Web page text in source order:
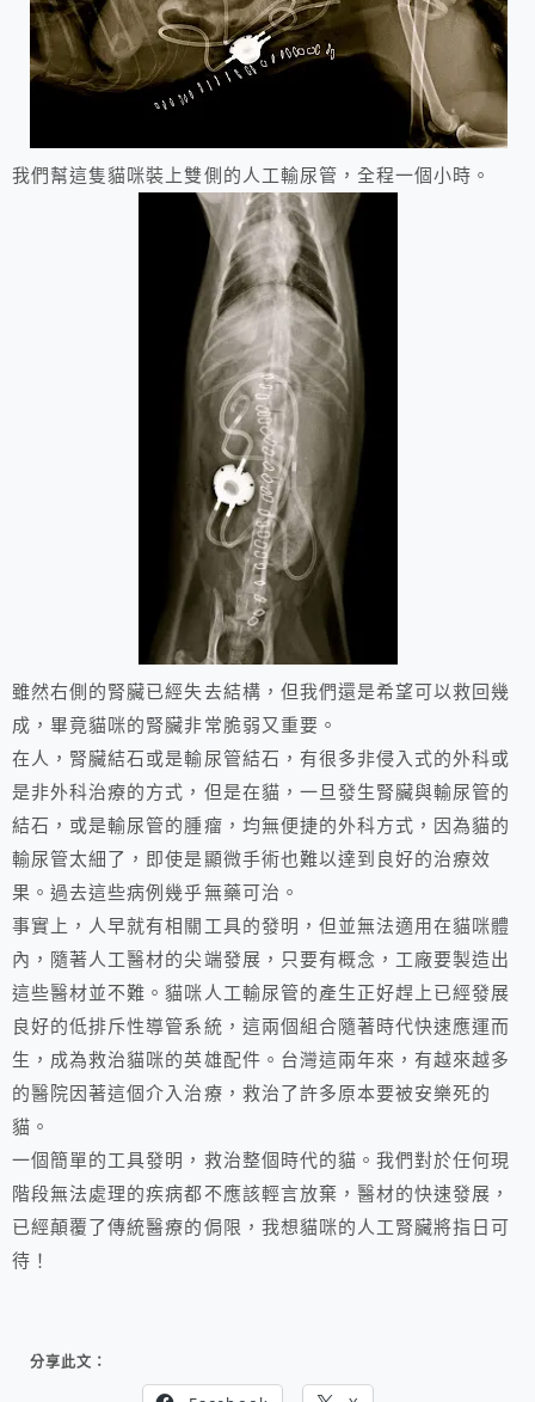
我們幫這隻貓咪裝上雙側的人工輸尿管，全程一個小時。
雖然右側的腎臟已經失去結構，但我們還是希望可以救回幾
成，畢竟貓咪的腎臟非常脆弱又重要。
在人，腎臟結石或是輸尿管結石，有很多非侵入式的外科或
是非外科治療的方式，但是在貓，一旦發生腎臟與輸尿管的
結石，或是輸尿管的腫瘤，均無便捷的外科方式，因為貓的
輸尿管太細了，即使是顯微手術也難以達到良好的治療效
果。過去這些病例幾乎無藥可治。
事實上，人早就有相關工具的發明，但並無法適用在貓咪體
內，隨著人工醫材的尖端發展，只要有概念，工廠要製造出
這些醫材並不難。貓咪人工輸尿管的產生正好趕上已經發展
良好的低排斥性導管系統，這兩個組合隨著時代快速應運而
生，成為救治貓咪的英雄配件。台灣這兩年來，有越來越多
的醫院因著這個介入治療，救治了許多原本要被安樂死的
貓。
一個簡單的工具發明，救治整個時代的貓。我們對於任何現
階段無法處理的疾病都不應該輕言放棄，醫材的快速發展，
已經顛覆了傳統醫療的侷限，我想貓咪的人工腎臟將指日可
待！
分享此文：